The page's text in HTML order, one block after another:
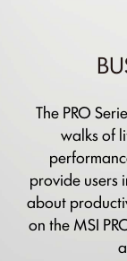
The PRO
walks of
provide users
about
on the MSI